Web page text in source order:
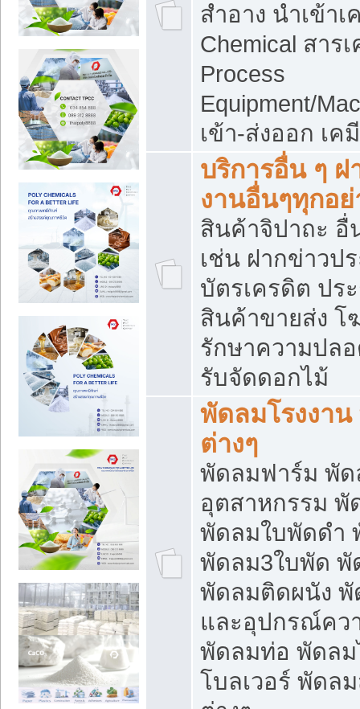
สำอาง นำเข้
Chemical สาร
Process
Equipment/
เข้า-ส่งออก เ
บริการอื่น ๆ
งานอื่นๆทุกอ
สินค้าจิปาถะ อื่
เช่น ฝากข่าวป
บัตรเครดิต ปร
สินค้าขายส่ง
รักษาความปล
รับจัดดอกไม้
พัดลมโรงงา
ต่างๆ
พัดลมฟาร์ม พัด
อุตสาหกรรม
พัดลมใบพัดดำ
พัดลม3ใบพัด พั
พัดลมติดผนัง
และอุปกรณ์คว
พัดลมท่อ พัดลม
โบลเวอร์ พัดล